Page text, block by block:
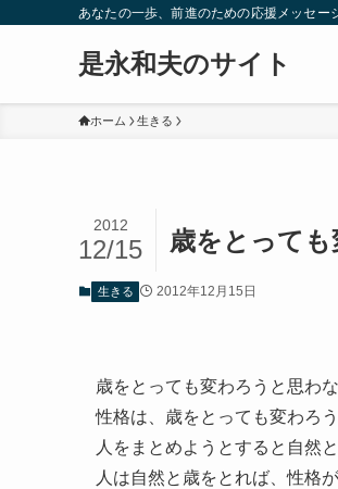
あなたの一歩、前進のための応援メッセー
是永和夫のサイト
ホーム 生きる
歳をとって
2012
12/15
生きる 2012年12月15日
歳をとっても変わろうと思わ
性格は、歳をとっても変わろ
人をまとめようとすると自然
人は自然と歳をとれば、性格